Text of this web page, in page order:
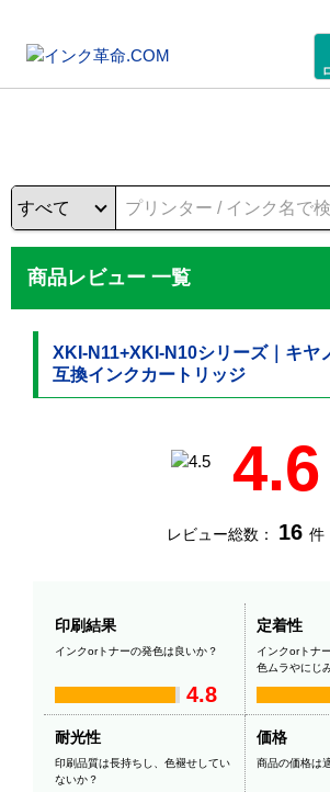
商品レビュー 一覧
XKI-N11+XKI-N10シリーズ｜キヤ
互換インクカートリッジ
4.6
レビュー総数： 16 件
印刷結果
インクorトナーの発色は良いか？
4.8
定着性
インクorトナ
色ムラやにじ
耐光性
印刷品質は長持ちし、色褪せしてい
ないか？
価格
商品の価格は